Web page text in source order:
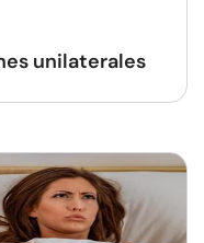
unilaterales